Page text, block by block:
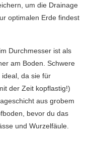
um die Drainage
optimalen Erde findest
Durchmesser ist als
am Boden. Schwere
da sie für
der Zeit kopflastig!)
aus grobem
bevor du das
und Wurzelfäule.